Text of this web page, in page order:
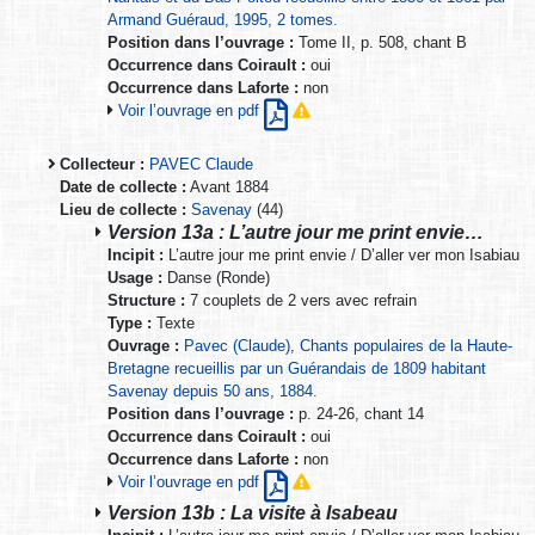
Armand Guéraud, 1995, 2 tomes.
Position dans l’ouvrage : Tome II, p. 508, chant B
Occurrence dans Coirault : oui
Occurrence dans Laforte : non
Voir l’ouvrage en pdf
Collecteur : PAVEC Claude
Date de collecte : Avant 1884
Lieu de collecte : Savenay (44)
Version 13a : L’autre jour me print envie…
Incipit : L’autre jour me print envie / D’aller ver mon Isabiau
Usage : Danse (Ronde)
Structure : 7 couplets de 2 vers avec refrain
Type : Texte
Ouvrage : Pavec (Claude), Chants populaires de la Haute-
Bretagne recueillis par un Guérandais de 1809 habitant
Savenay depuis 50 ans, 1884.
Position dans l’ouvrage : p. 24-26, chant 14
Occurrence dans Coirault : oui
Occurrence dans Laforte : non
Voir l’ouvrage en pdf
Version 13b : La visite à Isabeau